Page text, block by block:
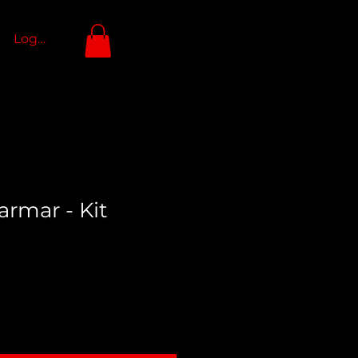
Logga in
- Kit